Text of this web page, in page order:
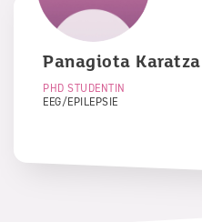
Panagiota Karatza
PHD STUDENTIN
EEG/EPILEPSIE